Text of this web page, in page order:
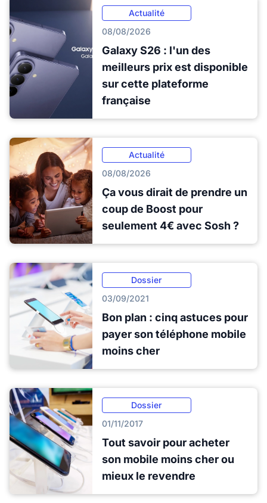
Actualité
08/08/2026
Galaxy S26 : l'un des
meilleurs prix est disponible
sur cette plateforme
française
Actualité
08/08/2026
Ça vous dirait de prendre un
coup de Boost pour
seulement 4€ avec Sosh ?
Dossier
03/09/2021
Bon plan : cinq astuces pour
payer son téléphone mobile
moins cher
Dossier
01/11/2017
Tout savoir pour acheter
son mobile moins cher ou
mieux le revendre